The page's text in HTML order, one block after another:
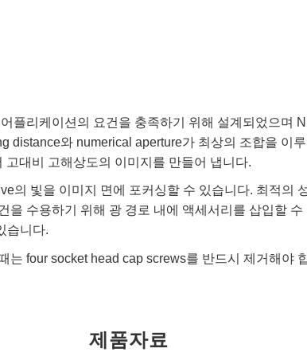
플리케이션의 요건을 충족하기 위해 설계되었으며
distance와 numerical aperture가 최상의 조합을 이
대비 고해상도의 이미지를 만들어 냅니다.
의 빛을 이미지 면에 포커싱할 수 있습니다. 최적의
수용하기 위해 광 경로 내에 액세서리를 삽입할
습니다.
는 four socket head cap screws를 반드시 제거해야
제품자료